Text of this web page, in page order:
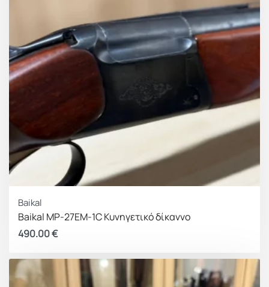
Baikal
Baikal MP-27EM-1C Κυνηγετικό δίκαννο
490.00€